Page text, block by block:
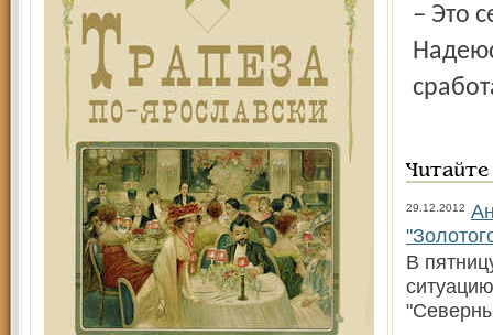
– Это серьёзное мероприятие в масштабах государства.
29.12.2012
В